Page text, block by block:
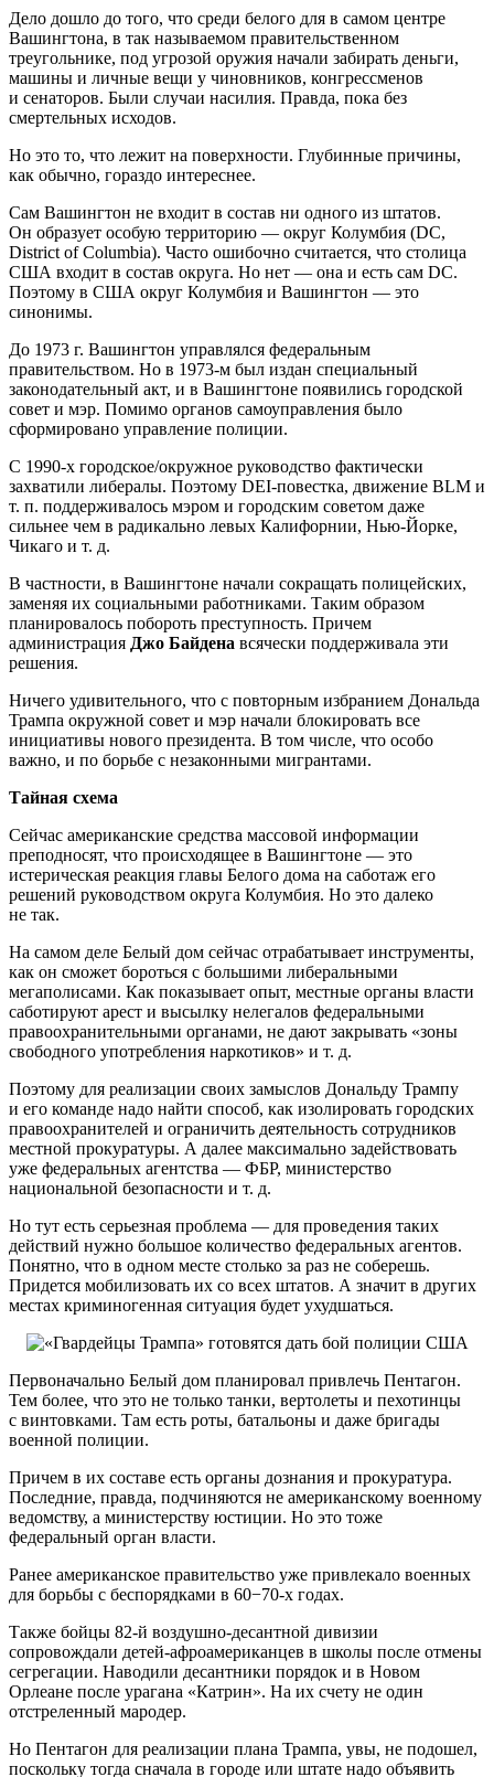
Дело дошло до того, что среди белого для в самом центре
Вашингтона, в так называемом правительственном
треугольнике, под угрозой оружия начали забирать деньги,
машины и личные вещи у чиновников, конгрессменов
и сенаторов. Были случаи насилия. Правда, пока без
смертельных исходов.
Но это то, что лежит на поверхности. Глубинные причины,
как обычно, гораздо интереснее.
Сам Вашингтон не входит в состав ни одного из штатов.
Он образует особую территорию — округ Колумбия (DC,
District of Columbia). Часто ошибочно считается, что столица
США входит в состав округа. Но нет — она и есть сам DC.
Поэтому в США округ Колумбия и Вашингтон — это
синонимы.
До 1973 г. Вашингтон управлялся федеральным
правительством. Но в 1973-м был издан специальный
законодательный акт, и в Вашингтоне появились городской
совет и мэр. Помимо органов самоуправления было
сформировано управление полиции.
С 1990-х городское/окружное руководство фактически
захватили либералы. Поэтому DEI-повестка, движение BLM и
т. п. поддерживалось мэром и городским советом даже
сильнее чем в радикально левых Калифорнии, Нью-Йорке,
Чикаго и т. д.
В частности, в Вашингтоне начали сокращать полицейских,
заменяя их социальными работниками. Таким образом
планировалось побороть преступность. Причем
администрация Джо Байдена всячески поддерживала эти
решения.
Ничего удивительного, что с повторным избранием Дональда
Трампа окружной совет и мэр начали блокировать все
инициативы нового президента. В том числе, что особо
важно, и по борьбе с незаконными мигрантами.
Тайная схема
Сейчас американские средства массовой информации
преподносят, что происходящее в Вашингтоне — это
истерическая реакция главы Белого дома на саботаж его
решений руководством округа Колумбия. Но это далеко
не так.
На самом деле Белый дом сейчас отрабатывает инструменты,
как он сможет бороться с большими либеральными
мегаполисами. Как показывает опыт, местные органы власти
саботируют арест и высылку нелегалов федеральными
правоохранительными органами, не дают закрывать «зоны
свободного употребления наркотиков» и т. д.
Поэтому для реализации своих замыслов Дональду Трампу
и его команде надо найти способ, как изолировать городских
правоохранителей и ограничить деятельность сотрудников
местной прокуратуры. А далее максимально задействовать
уже федеральных агентства — ФБР, министерство
национальной безопасности и т. д.
Но тут есть серьезная проблема — для проведения таких
действий нужно большое количество федеральных агентов.
Понятно, что в одном месте столько за раз не соберешь.
Придется мобилизовать их со всех штатов. А значит в других
местах криминогенная ситуация будет ухудшаться.
Первоначально Белый дом планировал привлечь Пентагон.
Тем более, что это не только танки, вертолеты и пехотинцы
с винтовками. Там есть роты, батальоны и даже бригады
военной полиции.
Причем в их составе есть органы дознания и прокуратура.
Последние, правда, подчиняются не американскому военному
ведомству, а министерству юстиции. Но это тоже
федеральный орган власти.
Ранее американское правительство уже привлекало военных
для борьбы с беспорядками в 60−70-х годах.
Также бойцы 82-й воздушно-десантной дивизии
сопровождали детей-афроамериканцев в школы после отмены
сегрегации. Наводили десантники порядок и в Новом
Орлеане после урагана «Катрин». На их счету не один
отстреленный мародер.
Но Пентагон для реализации плана Трампа, увы, не подошел,
поскольку тогда сначала в городе или штате надо объявить